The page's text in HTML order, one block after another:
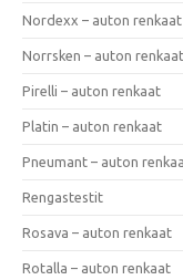
Nordexx – auton renkaat
Norrsken – auton renkaat
Pirelli – auton renkaat
Platin – auton renkaat
Pneumant – auton
Rengastestit
Rosava – auton renkaat
Rotalla – auton renkaat